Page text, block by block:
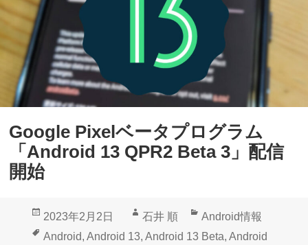
Google Pixelベータプログラム
「Android 13 QPR2 Beta 3」配信
開始
投
稿
2023年2月2日
作
成
石井 順
カ
テ
Android情報
タ
Android, Android 13, Android 13 Beta, Android